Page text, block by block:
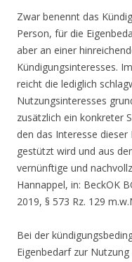
Zwar benennt das
Person, für die
aber an einer
Kündigungsinteresses.
reicht die lediglich
Nutzungsinteresses
zusätzlich ein konkreter
den das Interesse
gestützt wird und aus
vernünftige und
Hannappel, in: BeckOK
2019, § 573 Rz. 129
Bei der
Eigenbedarf zur